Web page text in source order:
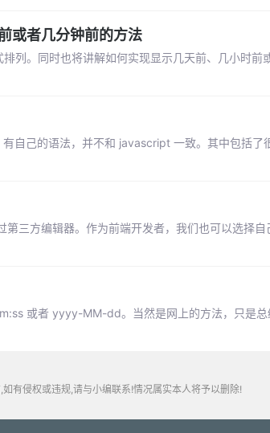
或者几分钟前的方法
列。同时也将讲解如何实现显示几天前、几小时前
自己的语法，并不和 javascript 一致。其中包括了
三方编辑器。作为前端开发者，我们也可以选择自
或者 yyyy-MM-dd。当然是网上的方法，只是总
有侵权或违规,请与小编联系!情况属实本人将予以删除!